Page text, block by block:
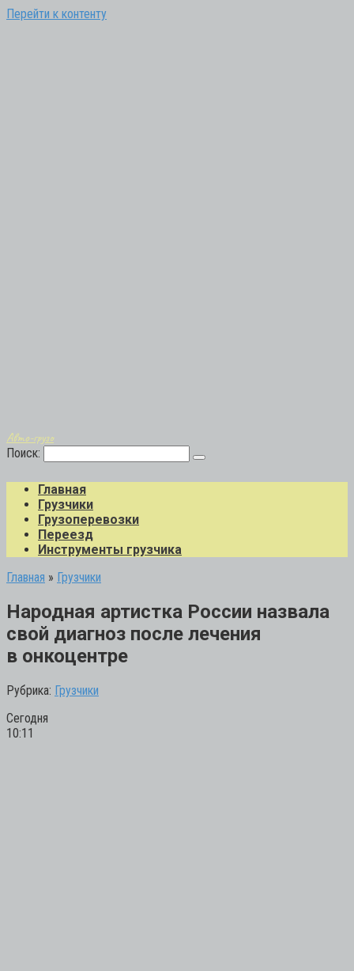
Перейти к контенту
Авто-грузо
Поиск:
Главная
Грузчики
Грузоперевозки
Переезд
Инструменты грузчика
Главная » Грузчики
Народная артистка России назвала
свой диагноз после лечения
в онкоцентре
Рубрика: Грузчики
Сегодня
10:11